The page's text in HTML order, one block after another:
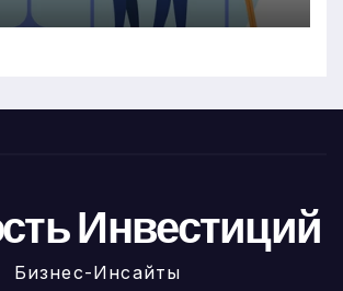
Инвестиций
Бизнес-Инсайты